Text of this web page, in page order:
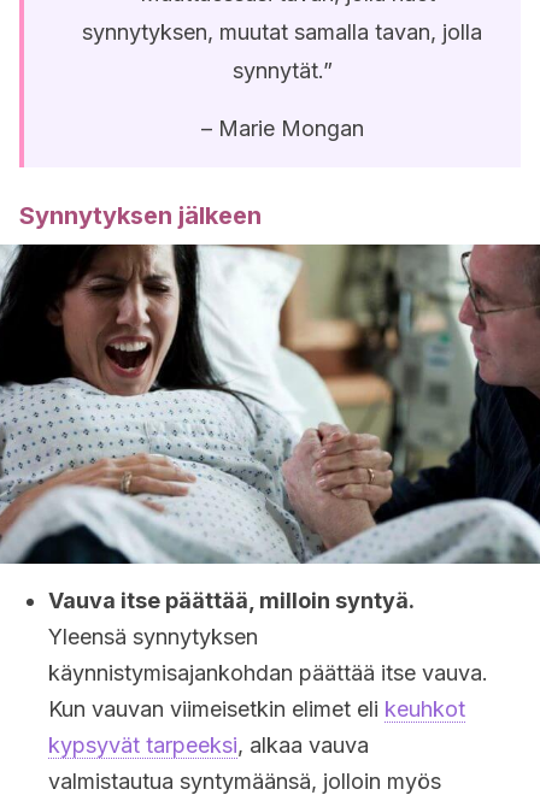
synnytyksen, muutat samalla tavan, jolla
synnytät.”
– Marie Mongan
Synnytyksen jälkeen
Vauva itse päättää, milloin syntyä.
Yleensä synnytyksen
käynnistymisajankohdan päättää itse vauva.
Kun vauvan viimeisetkin elimet eli keuhkot
kypsyvät tarpeeksi, alkaa vauva
valmistautua syntymäänsä, jolloin myös